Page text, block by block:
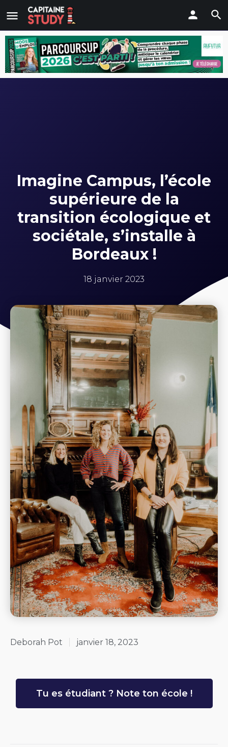
Imagine Campus, l’école
supérieure de la
transition écologique et
sociétale, s’installe à
Bordeaux !
18 janvier 2023
Deborah Pot janvier 18, 2023
Tu es étudiant ? Note ton école !